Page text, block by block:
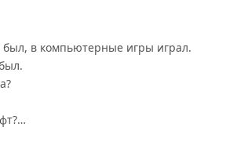
в компьютерные игры играл.